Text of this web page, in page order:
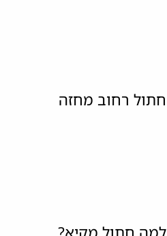
חתול רחוב מחזה